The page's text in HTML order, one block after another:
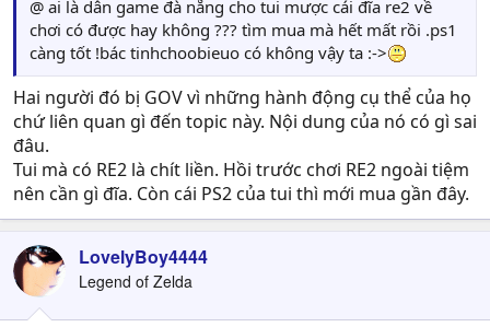
@ ai là dân game đà nẵng cho tui mược cái đĩa re2 về
chơi có được hay không ??? tìm mua mà hết mất rồi .ps1
càng tốt !bác tinhchoobieuo có không vậy ta :->
Hai người đó bị GOV vì những hành động cụ thể của họ
chứ liên quan gì đến topic này. Nội dung của nó có gì sai
đâu.
Tui mà có RE2 là chít liền. Hồi trước chơi RE2 ngoài tiệm
nên cần gì đĩa. Còn cái PS2 của tui thì mới mua gần đây.
LovelyBoy4444
Legend of Zelda